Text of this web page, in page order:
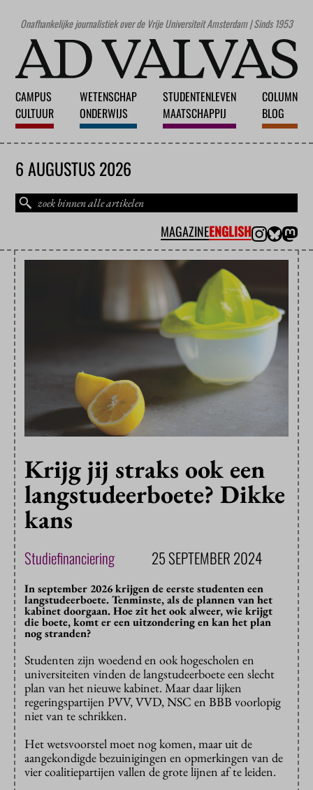
Onafhankelijke journalistiek over de Vrije Universiteit Amsterdam | Sinds 1953
CAMPUS
CULTUUR
WETENSCHAP
ONDERWIJS
STUDENTENLEVEN
MAATSCHAPPIJ
COLUMN
BLOG
6 AUGUSTUS 2026
MAGAZINEENGLISH
Krijg jij straks ook een
langstudeerboete? Dikke
kans
Studiefinanciering 25 SEPTEMBER 2024
In september 2026 krijgen de eerste studenten een
langstudeerboete. Tenminste, als de plannen van het
kabinet doorgaan. Hoe zit het ook alweer, wie krijgt
die boete, komt er een uitzondering en kan het plan
nog stranden?
Studenten zijn woedend en ook hogescholen en
universiteiten vinden de langstudeerboete een slecht
plan van het nieuwe kabinet. Maar daar lijken
regeringspartijen PVV, VVD, NSC en BBB voorlopig
niet van te schrikken.
Het wetsvoorstel moet nog komen, maar uit de
aangekondigde bezuinigingen en opmerkingen van de
vier coalitiepartijen vallen de grote lijnen af te leiden.